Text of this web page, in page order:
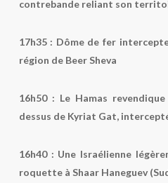
contrebande reliant son
17h35: Dôme de fer
région de Beer Sheva
16h50: Le Hamas
dessus de Kyriat Gat,
16h40: Une Israélienne
roquette à Shaar Haneguev